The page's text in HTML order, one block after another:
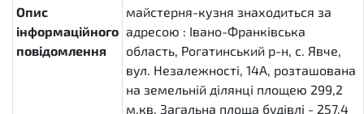
Опис
інформаційного
повідомлення
майстерня-кузня знаходиться за
адресою : Івано-Франківська
область, Рогатинський р-н, с. Явче,
вул. Незалежності, 14А, розташована
на земельній ділянці площею 299,2
м.кв. Загальна площа будівлі - 257,4